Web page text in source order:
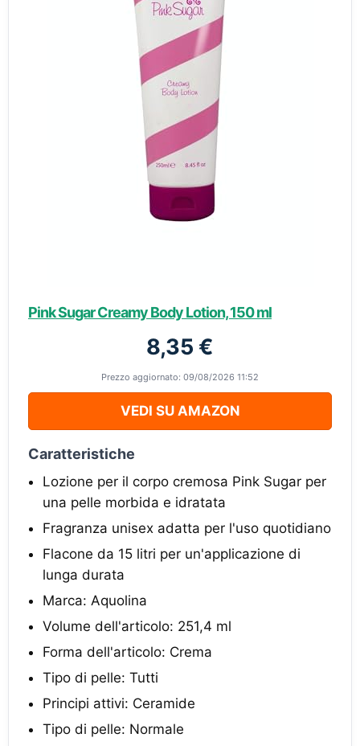
Pink Sugar Creamy Body Lotion, 150 ml
8,35 €
Prezzo aggiornato: 09/08/2026 11:52
VEDI SU AMAZON
Caratteristiche
Lozione per il corpo cremosa Pink Sugar per
una pelle morbida e idratata
Fragranza unisex adatta per l'uso quotidiano
Flacone da 15 litri per un'applicazione di
lunga durata
Marca: Aquolina
Volume dell'articolo: 251,4 ml
Forma dell'articolo: Crema
Tipo di pelle: Tutti
Principi attivi: Ceramide
Tipo di pelle: Normale